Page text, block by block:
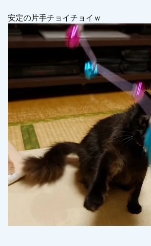
安定の片手チョイチョイｗ